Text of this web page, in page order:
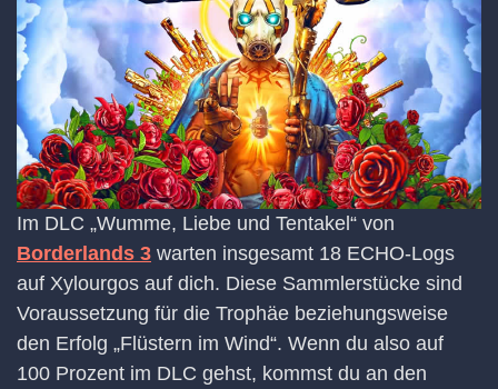
Im DLC „Wumme, Liebe und Tentakel“ von
Borderlands 3 warten insgesamt 18 ECHO-Logs
auf Xylourgos auf dich. Diese Sammlerstücke sind
Voraussetzung für die Trophäe beziehungsweise
den Erfolg „Flüstern im Wind“. Wenn du also auf
100 Prozent im DLC gehst, kommst du an den